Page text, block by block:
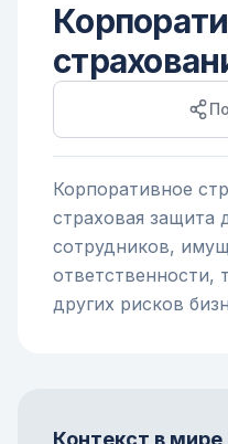
Корпоративное
страховая защита
сотрудников,
ответственности,
других рисков
Контекст в мире